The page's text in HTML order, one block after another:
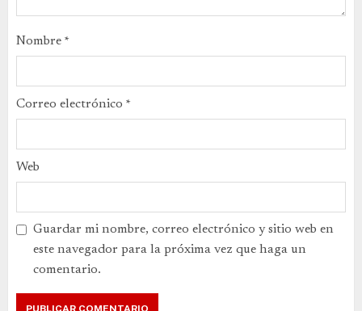
Nombre *
Correo electrónico *
Web
Guardar mi nombre, correo electrónico y sitio web en
este navegador para la próxima vez que haga un
comentario.